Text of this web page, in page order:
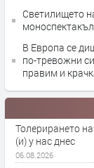
Светилището
В Европа се
по-тревожни
правим и
Толерирането
(и) у нас днес
06.08.2026